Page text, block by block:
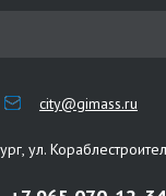
city@gimass.ru
ул.